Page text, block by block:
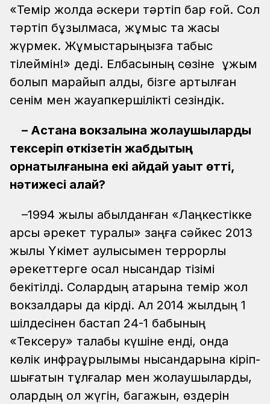
«Темір жолда әскери тәртіп бар ғой. Сол
тәртіп бұзылмаса, жұмыс та жақсы
жүрмек. Жұмыстарыңызға табыс
тілеймін!» деді. Елбасының сөзіне ұжым
болып марқайып қалдық, бізге артылған
сенім мен жауапкершілікті сезіндік.
– Астана вокзалына жолаушыларды
тексеріп өткізетін жабдықтың
орнатылғанына екі айдай уақыт өтті,
нәтижесі қалай?
–1994 жылы қабылданған «Лаңкестікке
қарсы әрекет туралы» заңға сәйкес 2013
жылы Үкімет қаулысымен террорлық
әрекеттерге осал нысандар тізімі
бекітілді. Солардың қатарына темір жол
вокзалдары да кірді. Ал 2014 жылдың 1
шілдесінен бастап 24-1 бабының
«Тексеру» талабы күшіне енді, онда
көлік инфрақұрылымы нысандарына кіріп-
шығатын тұлғалар мен жолаушыларды,
олардың қол жүгін, багажын, өздерін